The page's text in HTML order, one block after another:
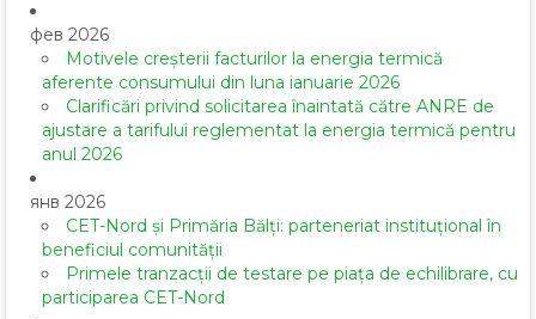
фев 2026
Motivele creșterii facturilor la energia termică
aferente consumului din luna ianuarie 2026
Clarificări privind solicitarea înaintată către ANRE de
ajustare a tarifului reglementat la energia termică pentru
anul 2026
янв 2026
CET-Nord și Primăria Bălți: parteneriat instituțional în
beneficiul comunității
Primele tranzacții de testare pe piața de echilibrare, cu
participarea CET-Nord